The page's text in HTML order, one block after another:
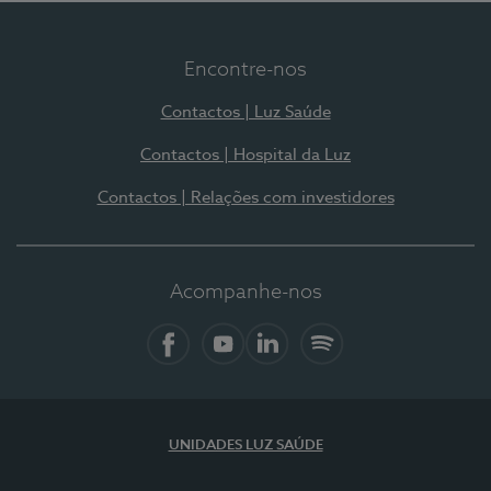
Encontre-nos
Contactos | Luz Saúde
Contactos | Hospital da Luz
Contactos | Relações com investidores
Acompanhe-nos
UNIDADES LUZ SAÚDE